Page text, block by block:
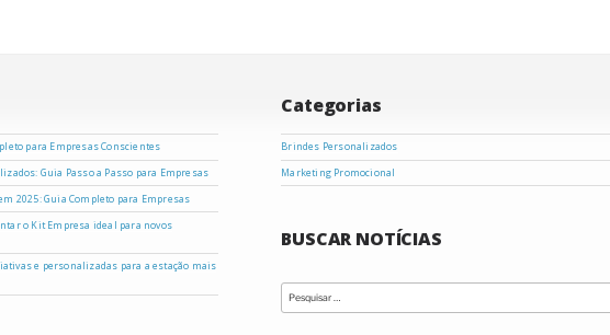
para Empresas Conscientes
Guia Passo a Passo para Empresas
2025: Guia Completo para Empresas
o Kit Empresa ideal para novos
e personalizadas para a estação mais
Categorias
Brindes Personalizados
Marketing Promocional
BUSCAR NOTÍCIAS
por: